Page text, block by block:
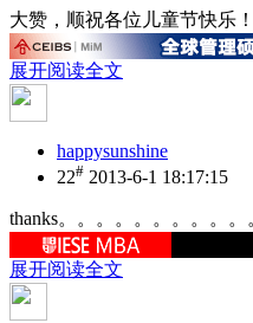
大赞，顺祝各位儿童节快乐！
展开阅读全文
happysunshine
22# 2013-6-1 18:17:15
thanks。。。。。。。。。。
展开阅读全文